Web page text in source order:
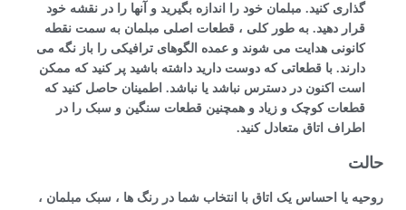
گذاری کنید. مبلمان خود را اندازه بگیرید و آنها را در نقشه خود
قرار دهید. به طور کلی ، قطعات اصلی مبلمان به سمت نقطه
کانونی هدایت می شوند و عمده الگوهای ترافیکی را باز نگه می
دارند. با قطعاتی که دوست دارید داشته باشید پر کنید که ممکن
است اکنون در دسترس نباشد یا نباشد. اطمینان حاصل کنید که
قطعات کوچک و زیاد و همچنین قطعات سنگین و سبک را در
اطراف اتاق متعادل کنید.
حالت
روحیه یا احساس یک اتاق با انتخاب شما در رنگ ها ، سبک مبلمان ،